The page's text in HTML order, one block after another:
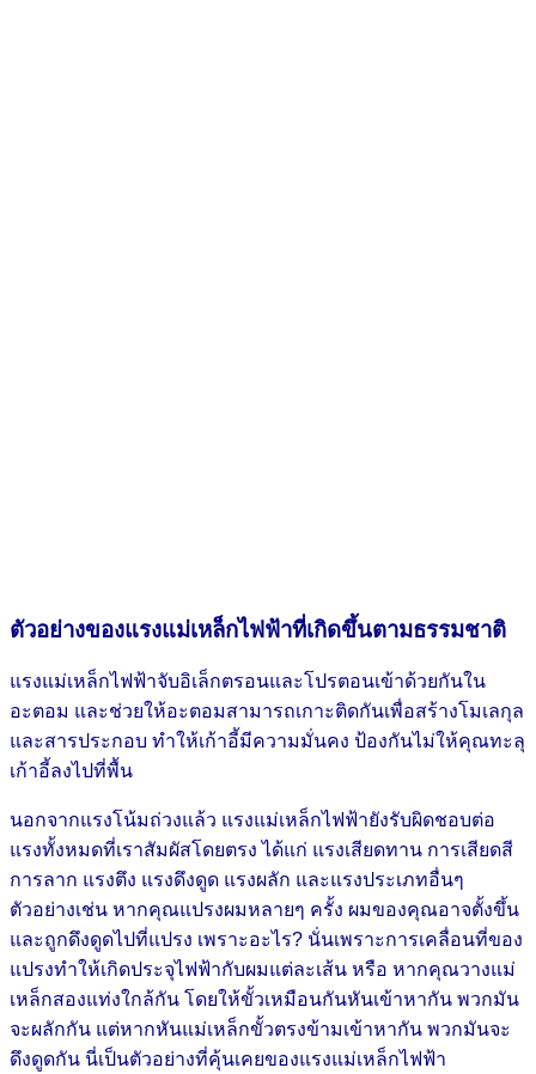
ตัวอย่างของแรงแม่เหล็กไฟฟ้าที่เกิดขึ้นตามธรรมชาติ
แรงแม่เหล็กไฟฟ้าจับอิเล็กตรอนและโปรตอนเข้าด้วยกันใน
อะตอม และช่วยให้อะตอมสามารถเกาะติดกันเพื่อสร้างโมเลกุล
และสารประกอบ ทำให้เก้าอี้มีความมั่นคง ป้องกันไม่ให้คุณทะลุ
เก้าอี้ลงไปที่พื้น
นอกจากแรงโน้มถ่วงแล้ว แรงแม่เหล็กไฟฟ้ายังรับผิดชอบต่อ
แรงทั้งหมดที่เราสัมผัสโดยตรง ได้แก่ แรงเสียดทาน การเสียดสี
การลาก แรงตึง แรงดึงดูด แรงผลัก และแรงประเภทอื่นๆ
ตัวอย่างเช่น หากคุณแปรงผมหลายๆ ครั้ง ผมของคุณอาจตั้งขึ้น
และถูกดึงดูดไปที่แปรง เพราะอะไร? นั่นเพราะการเคลื่อนที่ของ
แปรงทำให้เกิดประจุไฟฟ้ากับผมแต่ละเส้น หรือ หากคุณวางแม่
เหล็กสองแท่งใกล้กัน โดยให้ขั้วเหมือนกันหันเข้าหากัน พวกมัน
จะผลักกัน แต่หากหันแม่เหล็กขั้วตรงข้ามเข้าหากัน พวกมันจะ
ดึงดูดกัน นี่เป็นตัวอย่างที่คุ้นเคยของแรงแม่เหล็กไฟฟ้า